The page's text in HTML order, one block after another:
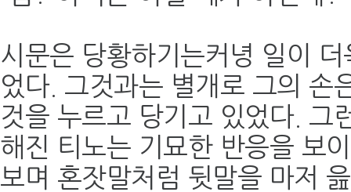
시문은 당황하기는커녕 일이
었다. 그것과는 별개로 그의 손
것을 누르고 당기고 있었다. 그
해진 티노는 기묘한 반응을 보
보며 혼잣말처럼 뒷말을 마저